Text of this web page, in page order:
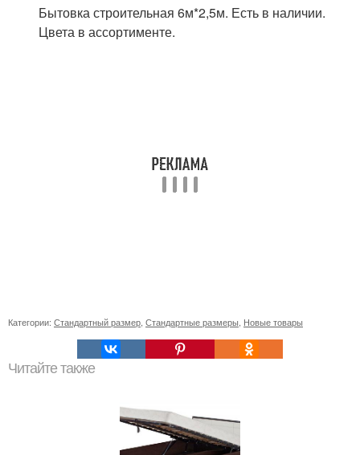
Бытовка строительная 6м*2,5м. Есть в наличии.
Цвета в ассортименте.
Категории: Стандартный размер Стандартные размеры Новые товары
Читайте также